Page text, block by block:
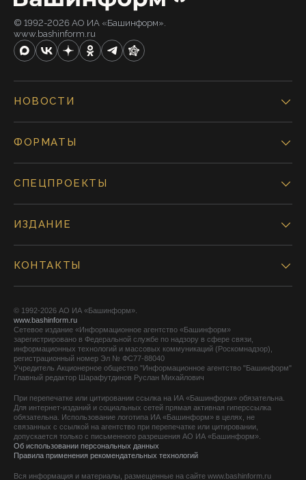
© 1992-2026 АО ИА «Башинформ».
www.bashinform.ru
НОВОСТИ
ФОРМАТЫ
СПЕЦПРОЕКТЫ
ИЗДАНИЕ
КОНТАКТЫ
© 1992-2026 АО ИА «Башинформ».
www.bashinform.ru
Сетевое издание «Информационное агентство «Башинформ»
зарегистрировано в Федеральной службе по надзору в сфере связи,
информационных технологий и массовых коммуникаций (Роскомнадзор),
регистрационный номер Эл № ФС77-88040
Учредитель Акционерное общество "Информационное агентство "Башинформ"
Главный редактор Шарафутдинов Руслан Михайлович
При перепечатке или цитировании ссылка на ИА «Башинформ» обязательна.
Для интернет-изданий и социальных сетей прямая активная гиперссылка
обязательна. Использование логотипа ИА «Башинформ» в целях, не
связанных с ссылкой на агентство при перепечатке или цитировании,
допускается только с письменного разрешения АО ИА «Башинформ».
Об использовании персональных данных
Правила применения рекомендательных технологий
Вся информация и материалы, размещенные на сайте www.bashinform.ru